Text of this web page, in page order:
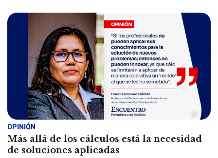
OPINIÓN
Más allá de los cálculos está la necesidad
de soluciones aplicadas